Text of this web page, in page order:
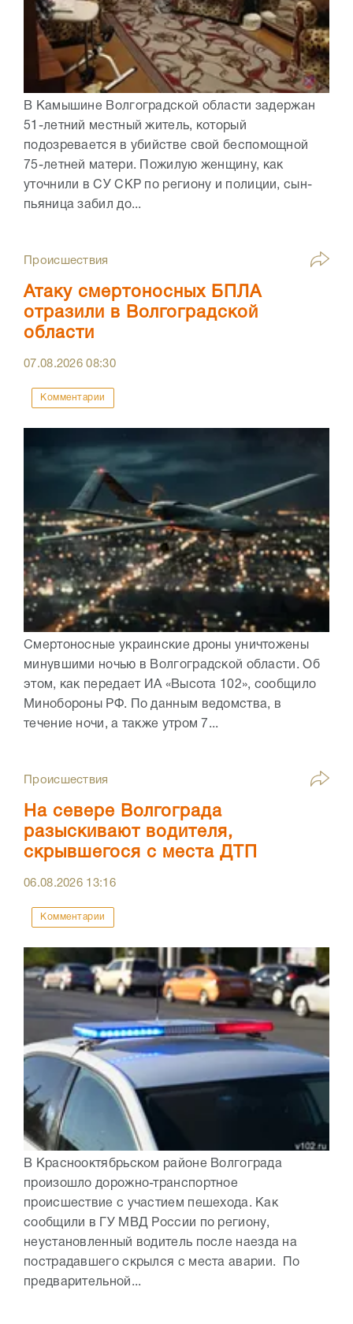
В Камышине Волгоградской области задержан
51-летний местный житель, который
подозревается в убийстве свой беспомощной
75-летней матери. Пожилую женщину, как
уточнили в СУ СКР по региону и полиции, сын-
пьяница забил до...
Происшествия
Атаку смертоносных БПЛА
отразили в Волгоградской
области
07.08.202608:30
Комментарии
Смертоносные украинские дроны уничтожены
минувшими ночью в Волгоградской области. Об
этом, как передает ИА «Высота 102», сообщило
Минобороны РФ. По данным ведомства, в
течение ночи, а также утром 7...
Происшествия
На севере Волгограда
разыскивают водителя,
скрывшегося с места ДТП
06.08.2026 13:16
Комментарии
В Краснооктябрьском районе Волгограда
произошло дорожно-транспортное
происшествие с участием пешехода. Как
сообщили в ГУ МВД России по региону,
неустановленный водитель после наезда на
пострадавшего скрылся с места аварии. По
предварительной...